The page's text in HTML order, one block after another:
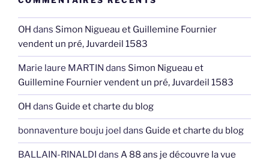
OH dans Simon Nigueau et Guillemine Fournier
vendent un pré, Juvardeil 1583
Marie laure MARTIN dans Simon Nigueau et
Guillemine Fournier vendent un pré, Juvardeil 1583
OH dans Guide et charte du blog
bonnaventure bouju joel dans Guide et charte du blog
BALLAIN-RINALDI dans A 88 ans je découvre la vue